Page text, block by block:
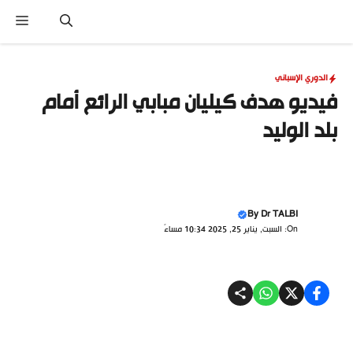
المحتوى
الدوري الإسباني
فيديو هدف كيليان مبابي الرائع أمام
بلد الوليد
ByDr TALBI
On: السبت, يناير 25, 2025 10:34 مساءً